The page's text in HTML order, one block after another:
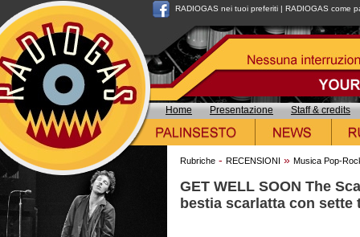
RADIOGAS nei tuoi preferiti | RADIOGAS come
Home Presentazione Staff & credits
Rubriche - RECENSIONI » Musica Pop-
GET WELL SOON The
bestia scarlatta con sette